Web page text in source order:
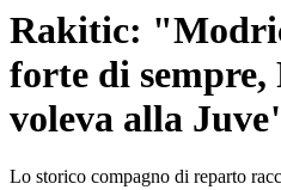
Rakitic:
forte di sempre,
voleva alla
Lo storico compagno di reparto